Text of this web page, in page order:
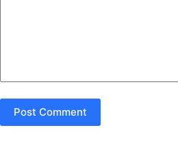
Post Comment